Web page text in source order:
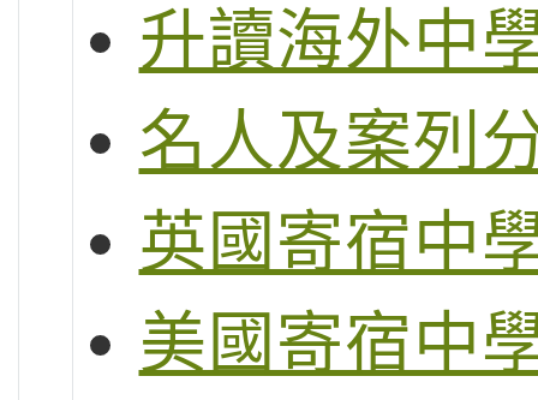
升讀海外中
名人及案列
英國寄宿中
美國寄宿中